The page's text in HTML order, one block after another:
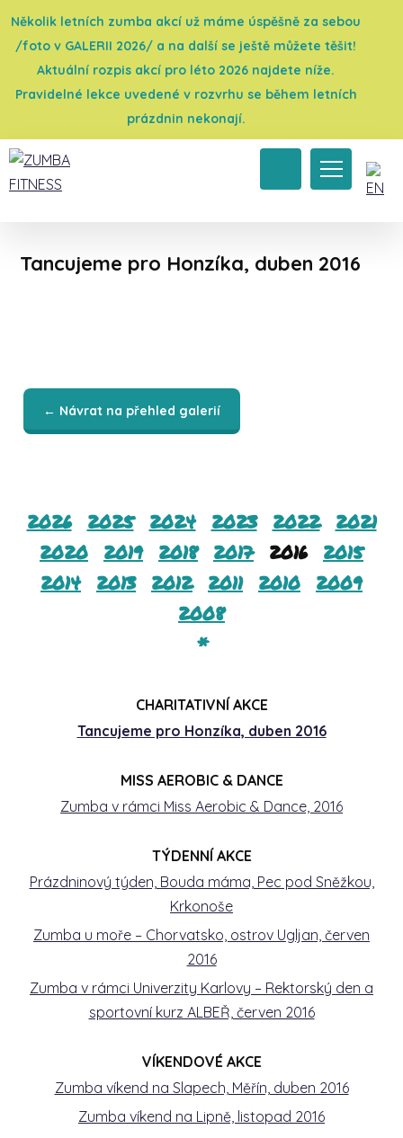
Několik letních zumba akcí už máme úspěšně za sebou
/foto v GALERII 2026/ a na další se ještě můžete těšit!
Aktuální rozpis akcí pro léto 2026 najdete níže.
Pravidelné lekce uvedené v rozvrhu se během letních
prázdnin nekonají.
Tancujeme pro Honzíka, duben 2016
← Návrat na přehled galerií
2026 2025 2024 2023 2022
2021
2020
2019 2018 2017 2016
2015
2014
2013 2012 2011 2010
2009
2008
*
CHARITATIVNÍ AKCE
Tancujeme pro Honzíka, duben 2016
MISS AEROBIC & DANCE
Zumba v rámci Miss Aerobic & Dance, 2016
TÝDENNÍ AKCE
Prázdninový týden, Bouda máma, Pec pod Sněžkou,
Krkonoše
Zumba u moře – Chorvatsko, ostrov Ugljan, červen
2016
Zumba v rámci Univerzity Karlovy – Rektorský den a
sportovní kurz ALBEŘ, červen 2016
VÍKENDOVÉ AKCE
Zumba víkend na Slapech, Měřín, duben 2016
Zumba víkend na Lipně, listopad 2016